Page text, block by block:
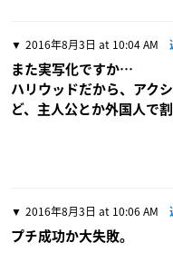
2016年8月3日 at 10:04 AM
また実写化ですか…
ハリウッドだから、アク
ど、主人公とか外国人で
2016年8月3日 at 10:06 AM
プチ成功か大失敗。